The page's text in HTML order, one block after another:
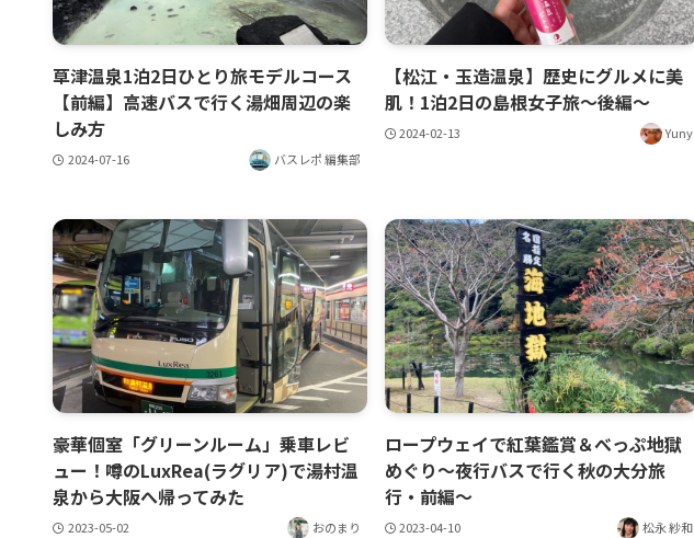
草津温泉1泊2日ひとり旅モデルコース
【前編】高速バスで行く湯畑周辺の楽
しみ方
2024-07-16 バスレポ 編集部
【松江・玉造温泉】歴史にグルメに美
肌！1泊2日の島根女子旅〜後編〜
2024-02-13 Yuny
豪華個室「グリーンルーム」乗車レビ
ュー！噂のLuxRea(ラグリア)で湯村温
泉から大阪へ帰ってみた
2023-05-02 おのまり
ロープウェイで紅葉鑑賞＆べっぷ地獄
めぐり～夜行バスで行く秋の大分旅
行・前編～
2023-04-10 松永 紗和